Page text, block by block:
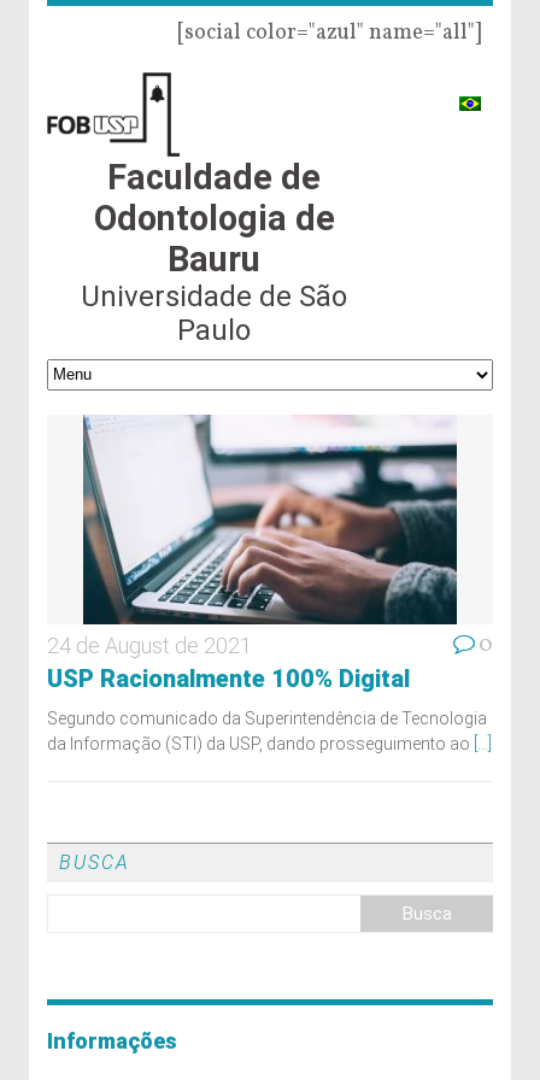
[social color="azul" name="all"]
Faculdade de
Odontologia de
Bauru
Universidade de São
Paulo
24 de August de 2021 0
USP Racionalmente 100% Digital
Segundo comunicado da Superintendência de Tecnologia
da Informação (STI) da USP, dando prosseguimento ao
BUSCA
Informações